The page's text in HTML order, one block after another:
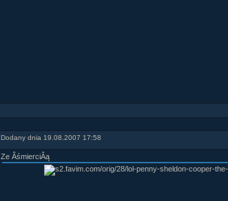
Dodany dnia 19.08.2007 17:58
Ze ÂśmierciÂą